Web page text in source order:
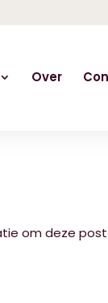
Over
om deze post